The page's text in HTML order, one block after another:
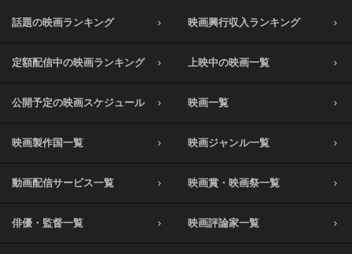
話題の映画ランキング 映画興行収入ランキング
定額配信中の映画ランキング 上映中の映画一覧
公開予定の映画スケジュール 映画一覧
映画製作国一覧 映画ジャンル一覧
動画配信サービス一覧 映画賞・映画祭一覧
俳優・監督一覧 映画評論家一覧